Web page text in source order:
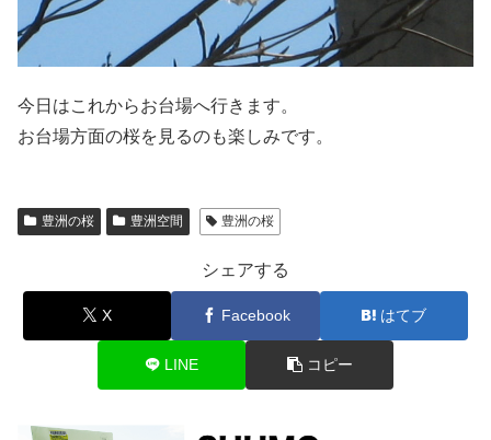
今日はこれからお台場へ行きます。
お台場方面の桜を見るのも楽しみです。
豊洲の桜 豊洲空間 豊洲の桜
シェアする
X Facebook はてブ
LINE コピー